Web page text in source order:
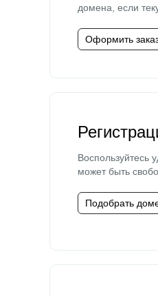
домена, если
Оформить
может быть
Подобрать